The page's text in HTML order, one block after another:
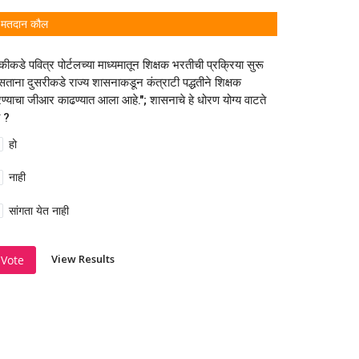
मतदान कौल
पवित्र पोर्टलच्या माध्यमातून शिक्षक भरतीची प्रक्रिया सुरू
दुसरीकडे राज्य शासनाकडून कंत्राटी पद्धतीने शिक्षक
जीआर काढण्यात आला आहे."; शासनाचे हे धोरण योग्य वाटते
?
हो
नाही
सांगता येत नाही
Vote View Results